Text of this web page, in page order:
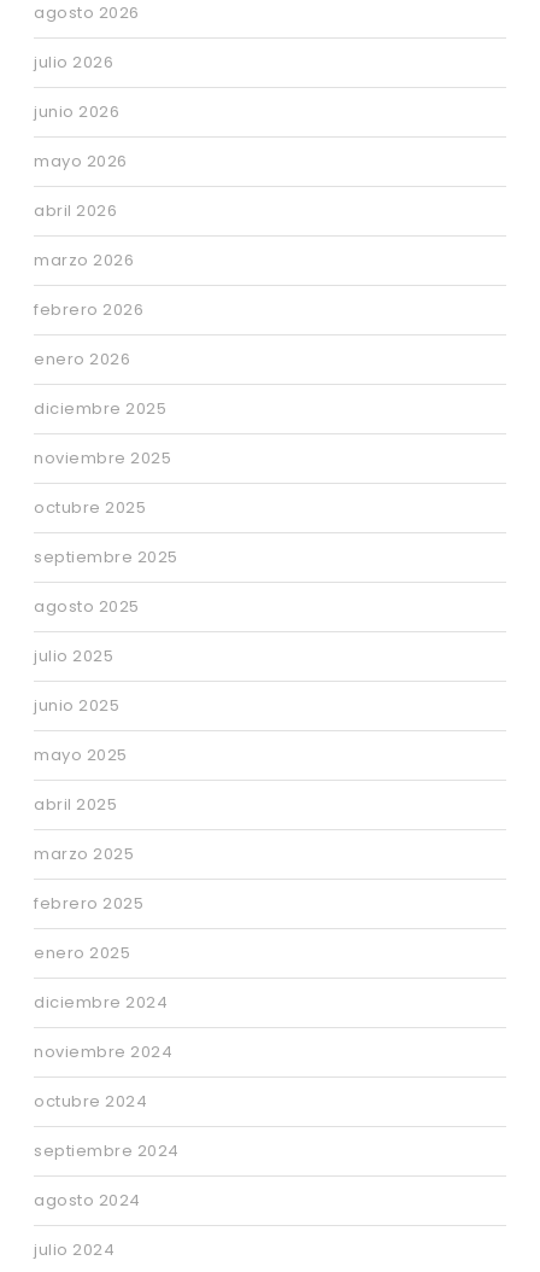
agosto 2026
julio 2026
junio 2026
mayo 2026
abril 2026
marzo 2026
febrero 2026
enero 2026
diciembre 2025
noviembre 2025
octubre 2025
septiembre 2025
agosto 2025
julio 2025
junio 2025
mayo 2025
abril 2025
marzo 2025
febrero 2025
enero 2025
diciembre 2024
noviembre 2024
octubre 2024
septiembre 2024
agosto 2024
julio 2024